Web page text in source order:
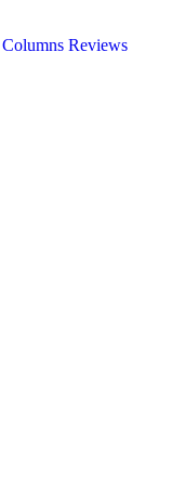
Columns Reviews